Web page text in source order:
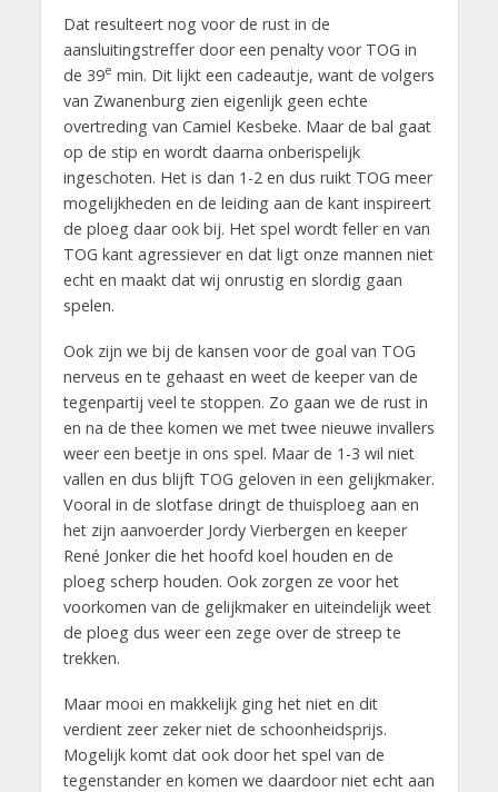
Dat resulteert nog voor de rust in de
aansluitingstreffer door een penalty voor TOG in
de 39e min. Dit lijkt een cadeautje, want de volgers
van Zwanenburg zien eigenlijk geen echte
overtreding van Camiel Kesbeke. Maar de bal gaat
op de stip en wordt daarna onberispelijk
ingeschoten. Het is dan 1-2 en dus ruikt TOG meer
mogelijkheden en de leiding aan de kant inspireert
de ploeg daar ook bij. Het spel wordt feller en van
TOG kant agressiever en dat ligt onze mannen niet
echt en maakt dat wij onrustig en slordig gaan
spelen.
Ook zijn we bij de kansen voor de goal van TOG
nerveus en te gehaast en weet de keeper van de
tegenpartij veel te stoppen. Zo gaan we de rust in
en na de thee komen we met twee nieuwe invallers
weer een beetje in ons spel. Maar de 1-3 wil niet
vallen en dus blijft TOG geloven in een gelijkmaker.
Vooral in de slotfase dringt de thuisploeg aan en
het zijn aanvoerder Jordy Vierbergen en keeper
René Jonker die het hoofd koel houden en de
ploeg scherp houden. Ook zorgen ze voor het
voorkomen van de gelijkmaker en uiteindelijk weet
de ploeg dus weer een zege over de streep te
trekken.
Maar mooi en makkelijk ging het niet en dit
verdient zeer zeker niet de schoonheidsprijs.
Mogelijk komt dat ook door het spel van de
tegenstander en komen we daardoor niet echt aan